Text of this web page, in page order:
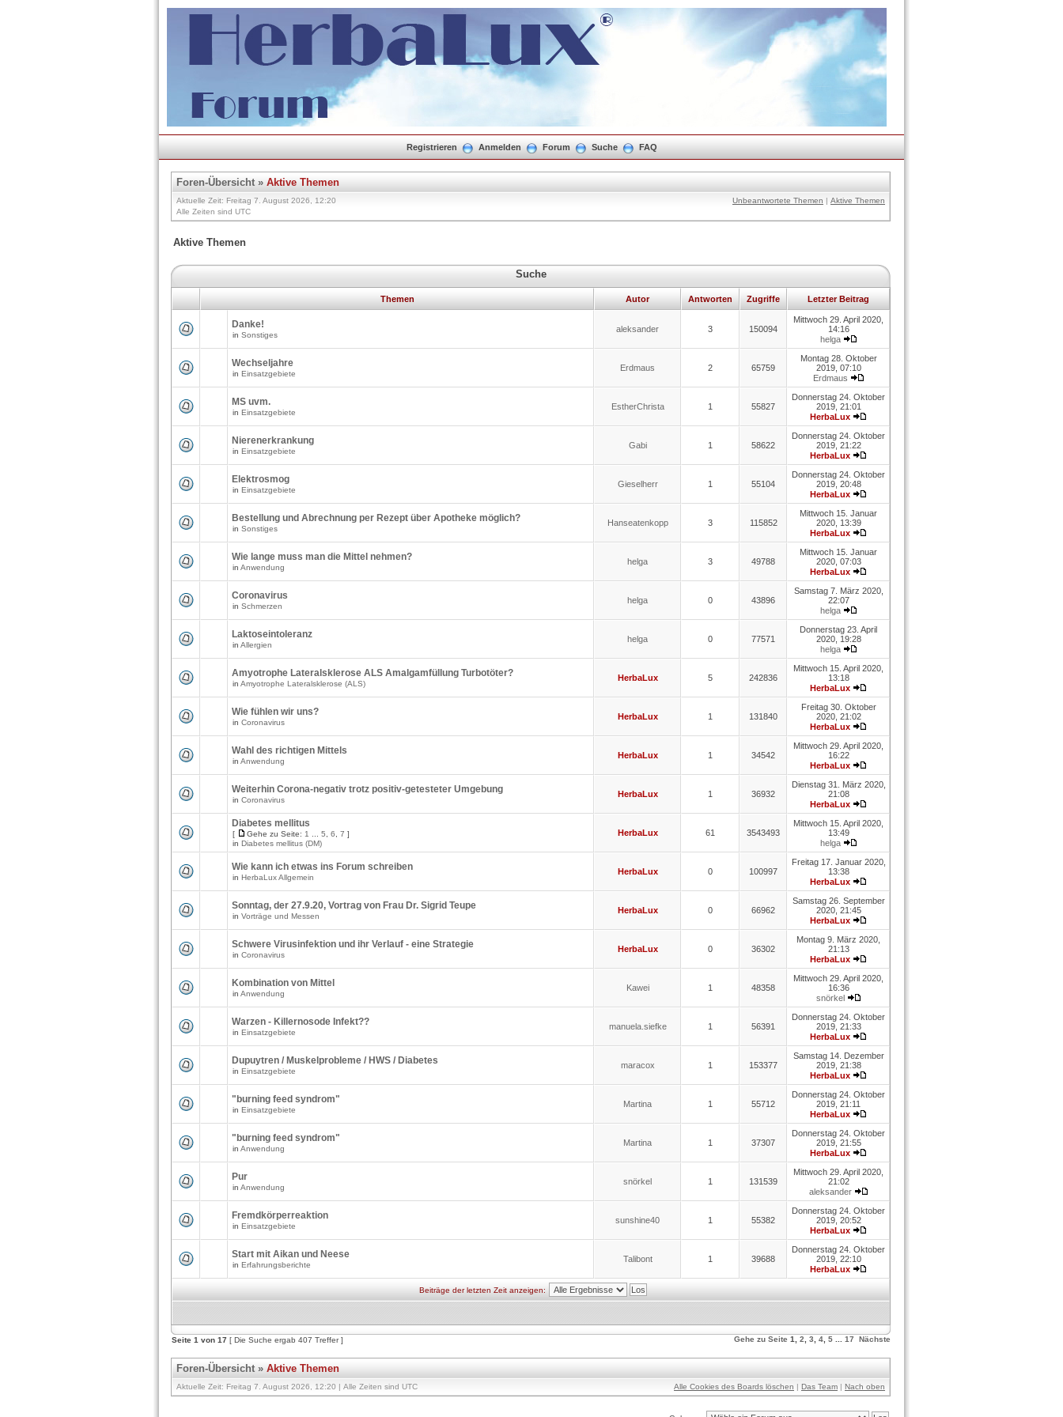
Registrieren Anmelden Forum Suche FAQ
Foren-Übersicht» Aktive Themen
Aktuelle Zeit: Freitag 7. August 2026, 12:20
Alle Zeiten sind UTC
Unbeantwortete Themen | Aktive Themen
Aktive Themen
Suche
Themen Autor Antworten Zugriffe Letzter Beitrag
Danke!
in Sonstiges
aleksander 3 150094
Mittwoch 29. April 2020,
14:16
helga
Wechseljahre
in Einsatzgebiete
Erdmaus 2 65759
Montag 28. Oktober
2019, 07:10
Erdmaus
MS uvm.
in Einsatzgebiete
EstherChrista 1 55827
Donnerstag 24. Oktober
2019, 21:01
HerbaLux
Nierenerkrankung
in Einsatzgebiete
Gabi 1 58622
Donnerstag 24. Oktober
2019, 21:22
HerbaLux
Elektrosmog
in Einsatzgebiete
Gieselherr 1 55104
Donnerstag 24. Oktober
2019, 20:48
HerbaLux
Bestellung und Abrechnung per Rezept über Apotheke möglich?
in Sonstiges
Hanseatenkopp 3 115852
Mittwoch 15. Januar
2020, 13:39
HerbaLux
Wie lange muss man die Mittel nehmen?
in Anwendung
helga 3 49788
Mittwoch 15. Januar
2020, 07:03
HerbaLux
Coronavirus
in Schmerzen
helga 0 43896
Samstag 7. März 2020,
22:07
helga
Laktoseintoleranz
in Allergien
helga 0 77571
Donnerstag 23. April
2020, 19:28
helga
Amyotrophe Lateralsklerose ALS Amalgamfüllung Turbotöter?
in Amyotrophe Lateralsklerose (ALS)
HerbaLux 5 242836
Mittwoch 15. April 2020,
13:18
HerbaLux
Wie fühlen wir uns?
in Coronavirus
HerbaLux 1 131840
Freitag 30. Oktober
2020, 21:02
HerbaLux
Wahl des richtigen Mittels
in Anwendung
HerbaLux 1 34542
Mittwoch 29. April 2020,
16:22
HerbaLux
Weiterhin Corona-negativ trotz positiv-getesteter Umgebung
in Coronavirus
HerbaLux 1 36932
Dienstag 31. März 2020,
21:08
HerbaLux
Diabetes mellitus
[ Gehe zu Seite: 1 5 6 7 ]
in Diabetes mellitus (DM)
HerbaLux 61 3543493
Mittwoch 15. April 2020,
13:49
helga
Wie kann ich etwas ins Forum schreiben
in HerbaLux Allgemein
HerbaLux 0 100997
Freitag 17. Januar 2020,
13:38
HerbaLux
Sonntag, der 27.9.20, Vortrag von Frau Dr. Sigrid Teupe
in Vorträge und Messen
HerbaLux 0 66962
Samstag 26. September
2020, 21:45
HerbaLux
Schwere Virusinfektion und ihr Verlauf - eine Strategie
in Coronavirus
HerbaLux 0 36302
Montag 9. März 2020,
21:13
HerbaLux
Kombination von Mittel
in Anwendung
Kawei 1 48358
Mittwoch 29. April 2020,
16:36
snörkel
Warzen - Killernosode Infekt??
in Einsatzgebiete
manuela.siefke 1 56391
Donnerstag 24. Oktober
2019, 21:33
HerbaLux
Dupuytren / Muskelprobleme / HWS / Diabetes
in Einsatzgebiete
maracox 1 153377
Samstag 14. Dezember
2019, 21:38
HerbaLux
"burning feed syndrom"
in Einsatzgebiete
Martina 1 55712
Donnerstag 24. Oktober
2019, 21:11
HerbaLux
"burning feed syndrom"
in Anwendung
Martina 1 37307
Donnerstag 24. Oktober
2019, 21:55
HerbaLux
Pur
in Anwendung
snörkel 1 131539
Mittwoch 29. April 2020,
21:02
aleksander
Fremdkörperreaktion
in Einsatzgebiete
sunshine40 1 55382
Donnerstag 24. Oktober
2019, 20:52
HerbaLux
Start mit Aikan und Neese
in Erfahrungsberichte
Talibont 1 39688
Donnerstag 24. Oktober
2019, 22:10
HerbaLux
Beiträge der letzten Zeit anzeigen:
Seite 1 von 17 [ Die Suche ergab 407 Treffer ] Gehe zu Seite 1 2 3 4 5 17 Nächste
Foren-Übersicht» Aktive Themen
Aktuelle Zeit: Freitag 7. August 2026, 12:20 | Alle Zeiten sind UTC Alle Cookies des Boards löschen | Das Team | Nach oben